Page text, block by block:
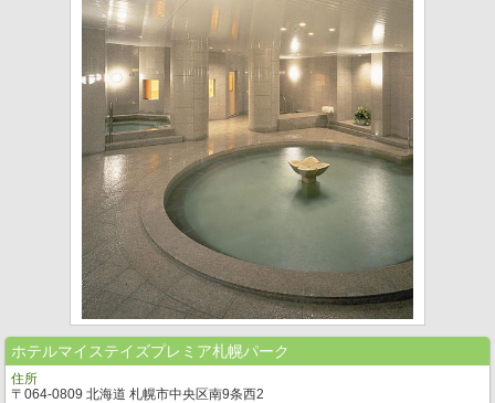
ホテルマイステイズプレミア札幌パーク
住所
〒064-0809 北海道 札幌市中央区南9条西2